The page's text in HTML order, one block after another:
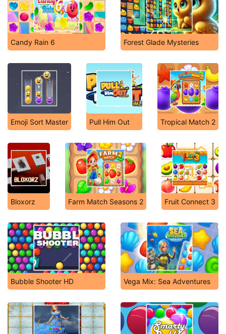
Candy Rain 6 Forest Glade Mysteries
Emoji Sort Master Pull Him Out Tropical Match 2
Bloxorz Farm Match Seasons 2 Fruit Connect 3
Bubble Shooter HD Vega Mix: Sea Adventures